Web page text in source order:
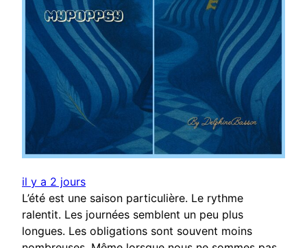
il y a 2 jours
L’été est une saison particulière. Le rythme
ralentit. Les journées semblent un peu plus
longues. Les obligations sont souvent moins